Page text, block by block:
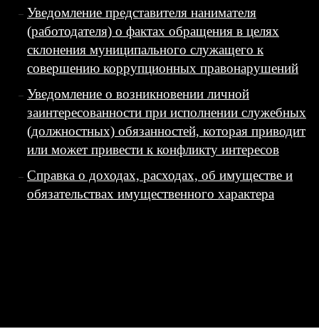
Уведомление представителя нанимателя
(работодателя) о фактах обращения в целях
склонения муниципального служащего к
совершению коррупционных правонарушений
Уведомление о возникновении личной
заинтересованности при исполнении служебных
(должностных) обязанностей, которая приводит
или может привести к конфликту интересов
Справка о доходах, расходах, об имуществе и
обязательствах имущественного характера